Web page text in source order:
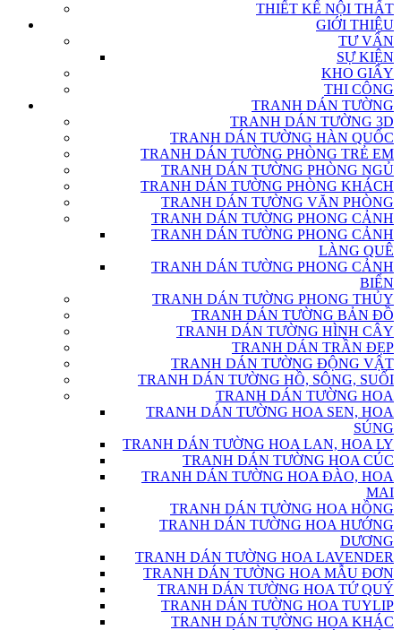
THIẾT KẾ NỘI THẤT
GIỚI THIỆU
TƯ VẤN
SỰ KIỆN
KHO GIẤY
THI CÔNG
TRANH DÁN TƯỜNG
TRANH DÁN TƯỜNG 3D
TRANH DÁN TƯỜNG HÀN QUỐC
TRANH DÁN TƯỜNG PHÒNG TRẺ EM
TRANH DÁN TƯỜNG PHÒNG NGỦ
TRANH DÁN TƯỜNG PHÒNG KHÁCH
TRANH DÁN TƯỜNG VĂN PHÒNG
TRANH DÁN TƯỜNG PHONG CẢNH
TRANH DÁN TƯỜNG PHONG CẢNH
LÀNG QUÊ
TRANH DÁN TƯỜNG PHONG CẢNH
BIỂN
TRANH DÁN TƯỜNG PHONG THỦY
TRANH DÁN TƯỜNG BẢN ĐỒ
TRANH DÁN TƯỜNG HÌNH CÂY
TRANH DÁN TRẦN ĐẸP
TRANH DÁN TƯỜNG ĐỘNG VẬT
TRANH DÁN TƯỜNG HỒ, SÔNG, SUỐI
TRANH DÁN TƯỜNG HOA
TRANH DÁN TƯỜNG HOA SEN, HOA
SÚNG
TRANH DÁN TƯỜNG HOA LAN, HOA LY
TRANH DÁN TƯỜNG HOA CÚC
TRANH DÁN TƯỜNG HOA ĐÀO, HOA
MAI
TRANH DÁN TƯỜNG HOA HỒNG
TRANH DÁN TƯỜNG HOA HƯỚNG
DƯƠNG
TRANH DÁN TƯỜNG HOA LAVENDER
TRANH DÁN TƯỜNG HOA MẪU ĐƠN
TRANH DÁN TƯỜNG HOA TỨ QUÝ
TRANH DÁN TƯỜNG HOA TUYLIP
TRANH DÁN TƯỜNG HOA KHÁC